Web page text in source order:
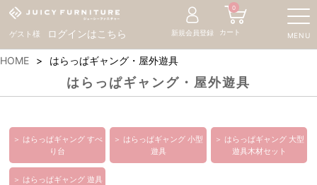
ゲスト様 ログインはこちら MENU
新規会員登録 カート
0
HOME はらっぱギャング・屋外遊具
はらっぱギャング・屋外遊具
＞ はらっぱギャング すべ
り台
＞ はらっぱギャング 小型
遊具
＞ はらっぱギャング 大型
遊具木材セット
＞ はらっぱギャング 遊具